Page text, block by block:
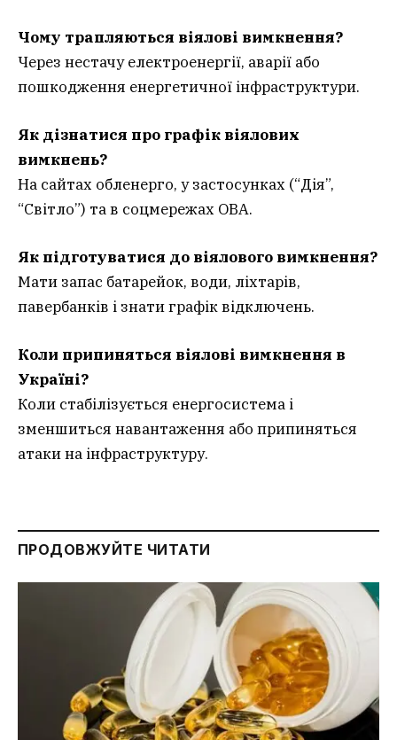
Чому трапляються віялові вимкнення?
Через нестачу електроенергії, аварії або
пошкодження енергетичної інфраструктури.
Як дізнатися про графік віялових
вимкнень?
На сайтах обленерго, у застосунках (“Дія”,
“Світло”) та в соцмережах ОВА.
Як підготуватися до віялового вимкнення?
Мати запас батарейок, води, ліхтарів,
павербанків і знати графік відключень.
Коли припиняться віялові вимкнення в
Україні?
Коли стабілізується енергосистема і
зменшиться навантаження або припиняться
атаки на інфраструктуру.
ПРОДОВЖУЙТЕ ЧИТАТИ